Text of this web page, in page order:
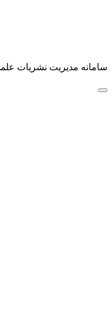
سامانه مدیریت نشریات